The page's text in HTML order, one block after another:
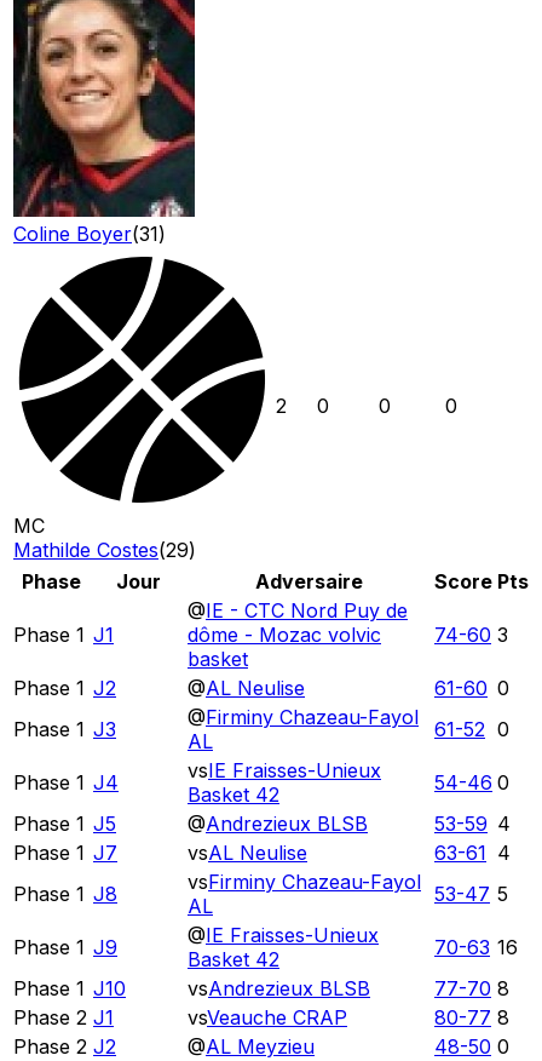
Coline Boyer(31)
MC
Mathilde Costes(29)
2 0 0 0
Phase Jour Adversaire Score Pts
Phase 1 J1
@IE - CTC Nord Puy de
dôme - Mozac volvic
basket
74-60 3
Phase 1 J2 @AL Neulise 61-60 0
Phase 1 J3 @Firminy Chazeau-Fayol
AL
61-52 0
Phase 1 J4 vsIE Fraisses-Unieux
Basket 42
54-46 0
Phase 1 J5 @Andrezieux BLSB 53-59 4
Phase 1 J7 vsAL Neulise 63-61 4
Phase 1 J8 vsFirminy Chazeau-Fayol
AL
53-47 5
Phase 1 J9 @IE Fraisses-Unieux
Basket 42
70-63 16
Phase 1 J10 vsAndrezieux BLSB 77-70 8
Phase 2 J1 vsVeauche CRAP 80-77 8
Phase 2 J2 @AL Meyzieu 48-50 0